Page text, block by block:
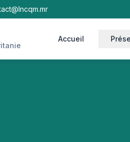
Accueil